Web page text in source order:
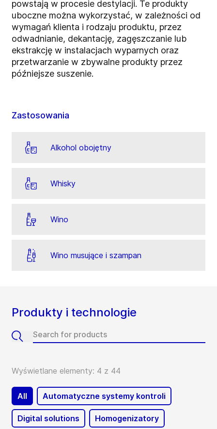
powstają w procesie destylacji. Te produkty
uboczne można wykorzystać, w zależności od
wymagań klienta i rodzaju produktu, przez
odwadnianie, dekantację, zagęszczanie lub
ekstrakcję w instalacjach wyparnych oraz
przetwarzanie w zbywalne produkty przez
późniejsze suszenie.
Zastosowania
Alkohol obojętny
Whisky
Wino
Wino musujące i szampan
Produkty i technologie
Wyświetlane elementy: 4 z 44
All Automatyczne systemy kontroli
Digital solutions Homogenizatory